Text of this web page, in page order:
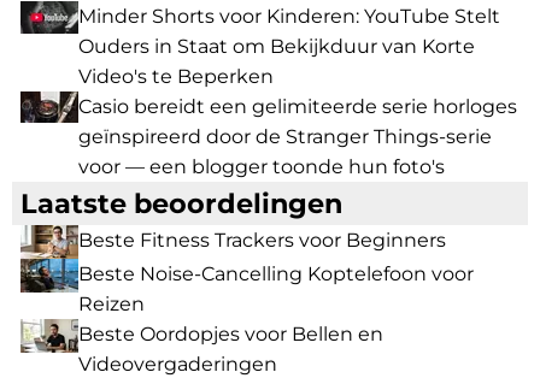
Minder Shorts voor Kinderen: YouTube Stelt
Ouders in Staat om Bekijkduur van Korte
Video's te Beperken
Casio bereidt een gelimiteerde serie horloges
geïnspireerd door de Stranger Things-serie
voor — een blogger toonde hun foto's
Laatste beoordelingen
Beste Fitness Trackers voor Beginners
Beste Noise-Cancelling Koptelefoon voor
Reizen
Beste Oordopjes voor Bellen en
Videovergaderingen